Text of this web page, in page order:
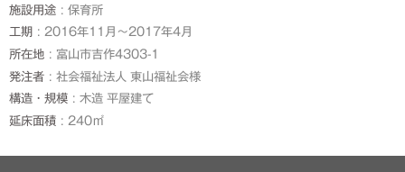
施設用途
保育所
工期
2016年11月～2017年4月
所在地
富山市吉作4303-1
発注者
社会福祉法人 東山福祉会様
構造・規模
木造 平屋建て
延床面積
240㎡